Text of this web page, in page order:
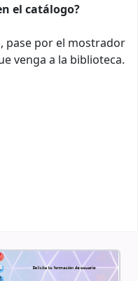
el catálogo?
pase por el mostrador
venga a la biblioteca.